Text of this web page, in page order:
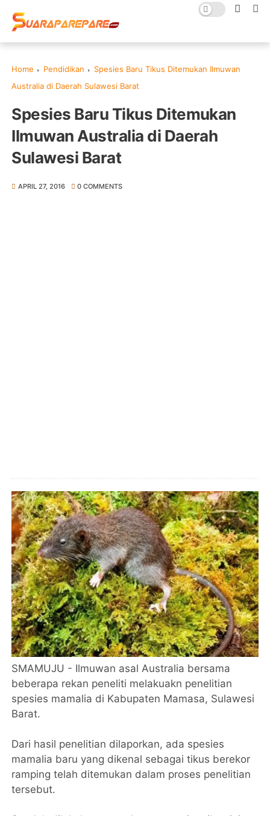
Home Pendidikan
Spesies Baru Tikus Ditemukan Ilmuwan
Australia di Daerah Sulawesi Barat
Spesies Baru Tikus Ditemukan
Ilmuwan Australia di Daerah
Sulawesi Barat
APRIL 27, 2016 0 COMMENTS
SMAMUJU - Ilmuwan asal Australia bersama
beberapa rekan peneliti melakuakn penelitian
spesies mamalia di Kabupaten Mamasa, Sulawesi
Barat.
Dari hasil penelitian dilaporkan, ada spesies
mamalia baru yang dikenal sebagai tikus berekor
ramping telah ditemukan dalam proses penelitian
tersebut.